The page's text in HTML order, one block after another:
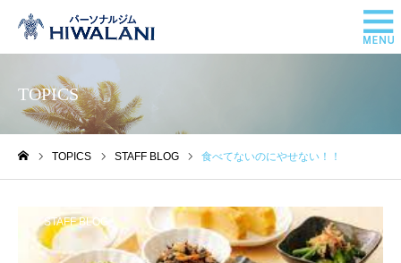
TOPICS
TOPICS STAFF BLOG 食べてないのにやせない！！
STAFF BLOG